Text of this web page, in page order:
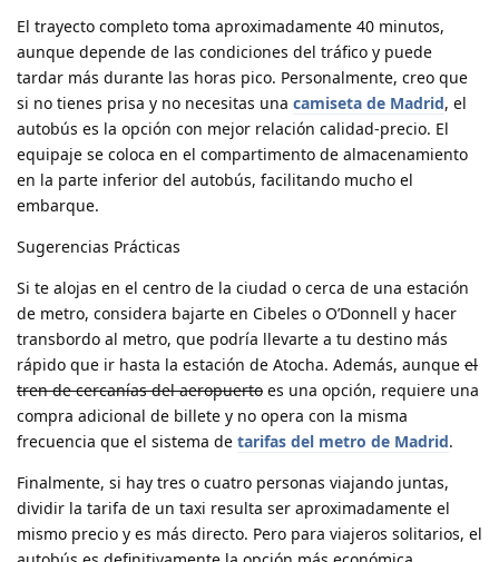
El trayecto completo toma aproximadamente 40 minutos,
aunque depende de las condiciones del tráfico y puede
tardar más durante las horas pico. Personalmente, creo que
si no tienes prisa y no necesitas una camiseta de Madrid, el
autobús es la opción con mejor relación calidad-precio. El
equipaje se coloca en el compartimento de almacenamiento
en la parte inferior del autobús, facilitando mucho el
embarque.
Sugerencias Prácticas
Si te alojas en el centro de la ciudad o cerca de una estación
de metro, considera bajarte en Cibeles o O’Donnell y hacer
transbordo al metro, que podría llevarte a tu destino más
rápido que ir hasta la estación de Atocha. Además, aunque el
tren de cercanías del aeropuerto es una opción, requiere una
compra adicional de billete y no opera con la misma
frecuencia que el sistema de tarifas del metro de Madrid.
Finalmente, si hay tres o cuatro personas viajando juntas,
dividir la tarifa de un taxi resulta ser aproximadamente el
mismo precio y es más directo. Pero para viajeros solitarios, el